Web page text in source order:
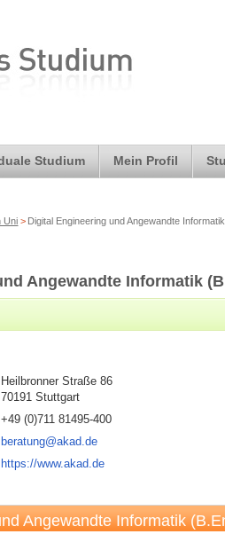
Studium Mein Profil
Uni > Digital Engineering und Angewandte
Angewandte Informatik
Heilbronner Straße 86
70191 Stuttgart
+49 (0)711 81495-400
beratung@akad.de
https://www.akad.de
Angewandte Informatik